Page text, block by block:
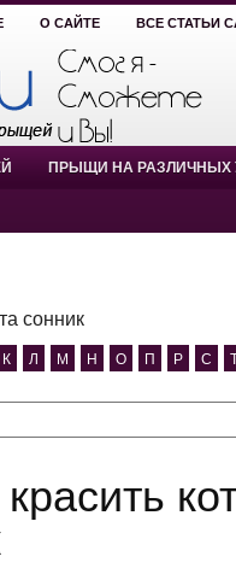
О САЙТЕ ВСЕ СТАТЬИ
ПРЫЩИ НА РАЗЛИЧНЫХ
сонник
К Л М Н О П Р С